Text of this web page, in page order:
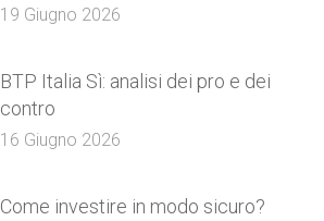
19 Giugno 2026
BTP Italia Sì: analisi dei pro e dei
contro
16 Giugno 2026
Come investire in modo sicuro?